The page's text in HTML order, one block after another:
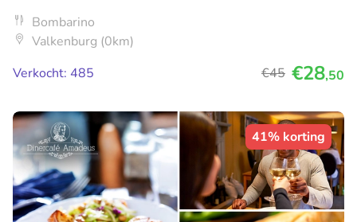
Bombarino
Valkenburg (0km)
Verkocht: 485
€45 €28,50
41% korting